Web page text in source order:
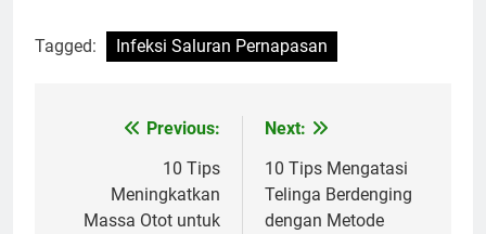
Tagged: Infeksi Saluran Pernapasan
NavigasiPrevious:
10 Tips
Meningkatkan
Massa Otot untuk
Next:
10 Tips Mengatasi
Telinga Berdenging
dengan Metode